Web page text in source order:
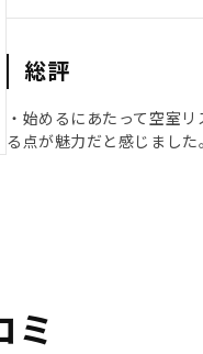
総評
・始めるにあたって空室
る点が魅力だと感じまし
ミ